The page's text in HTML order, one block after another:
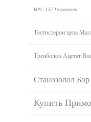
BPC-157 Череповец
Тестостерон цена
Тренболон Ацетат
Станозолол Бор
Купить